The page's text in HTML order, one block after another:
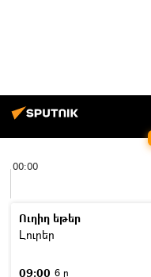
00:00
Ուղիղ եթեր
Լուրեր
09:00 6 ր